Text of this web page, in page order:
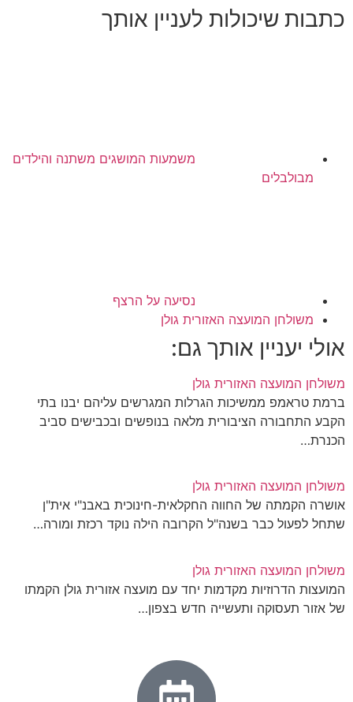
כתבות שיכולות לעניין אותך
משמעות המושגים משתנה והילדים
מבולבלים
נסיעה על הרצף
משולחן המועצה האזורית גולן
אולי יעניין אותך גם:
משולחן המועצה האזורית גולן
ברמת טראמפ ממשיכות הגרלות המגרשים עליהם יבנו בתי
הקבע התחבורה הציבורית מלאה בנופשים ובכבישים סביב
הכנרת…
משולחן המועצה האזורית גולן
אושרה הקמתה של החווה החקלאית-חינוכית באבנ"י אית"ן
שתחל לפעול כבר בשנה"ל הקרובה הילה נוקד רכזת ומורה…
משולחן המועצה האזורית גולן
המועצות הדרוזיות מקדמות יחד עם מועצה אזורית גולן הקמתו
של אזור תעסוקה ותעשייה חדש בצפון…